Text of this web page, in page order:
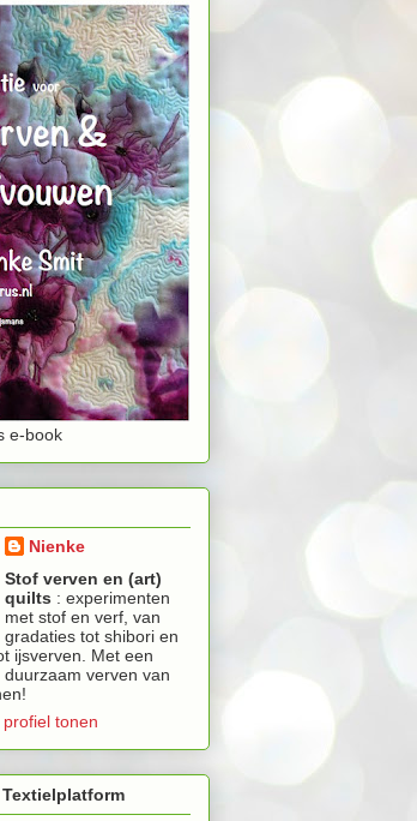
e-book
Nienke
Stof verven en (art)
quilts : experimenten
met stof en verf, van
gradaties tot shibori en
ijsverven. Met een
duurzaam verven van
tonen